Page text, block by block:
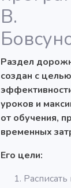
В.
Раздел
создан с
уроков и
от обучения,
временных
Его цели: